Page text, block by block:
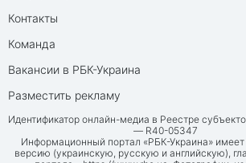
Контакты
Команда
Вакансии в РБК-Украина
Разместить рекламу
Идентификатор онлайн-медиа в Реестре
— R40-05347
Информационный портал «РБК-Украина»
версию (украинскую, русскую и английскую),